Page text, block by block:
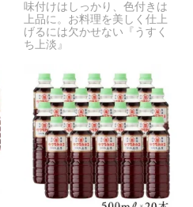
味付けはしっかり、色付きは
上品に。お料理を美しく仕上
げるには欠かせない『うすく
ち上淡』